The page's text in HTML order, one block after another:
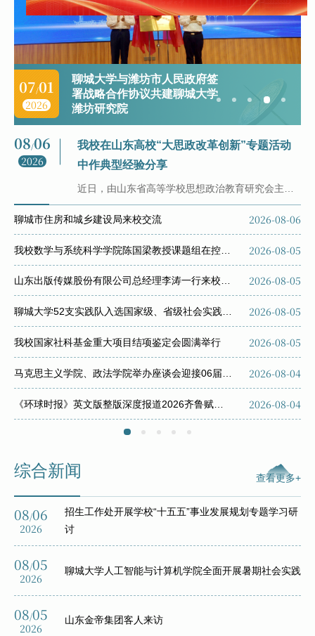
聊城大学与潍坊市人民政府签
署战略合作协议共建聊城大学
潍坊研究院
07/01
2026
08/06
2026
我校在山东高校“大思政改革创新”专题活动
中作典型经验分享
近日，由山东省高等学校思想政治教育研究会主办、山东师范大学承...
2026-08-06
聊城市住房和城乡建设局来校交流
2026-08-05
2026-08-05
山东出版传媒股份有限公司总经理李涛一行来校考察交流
2026-08-05
聊城大学52支实践队入选国家级、省级社会实践专项活动
2026-08-05
我校国家社科基金重大项目结项鉴定会圆满举行
2026-08-04
2026-08-04
综合新闻 查看更多+
08/06
2026
招生工作处开展学校“十五五”事业发展规划专题学习研
讨
08/05
2026
聊城大学人工智能与计算机学院全面开展暑期社会实践
08/05
2026
山东金帝集团客人来访